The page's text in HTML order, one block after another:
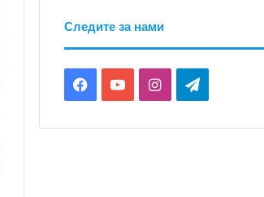
Следите за нами
F
Y
I
T